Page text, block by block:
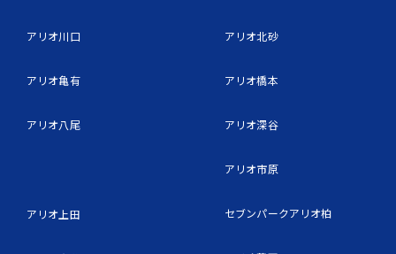
アリオ川口
アリオ亀有
アリオ八尾
アリオ上田
アリオ北砂
アリオ橋本
アリオ深谷
アリオ市原
セブンパークアリオ柏